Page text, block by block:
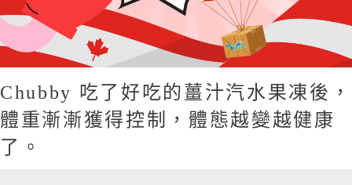
Chubby 吃了好吃的薑汁汽水果凍後，
體重漸漸獲得控制，體態越變越健康
了。